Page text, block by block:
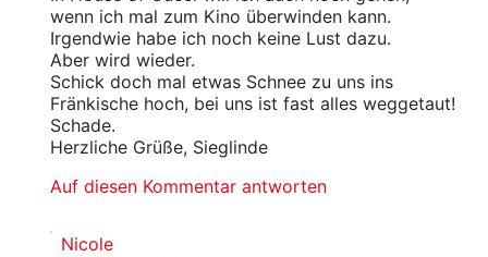
wenn ich mal zum Kino überwinden kann.
Irgendwie habe ich noch keine Lust dazu.
Aber wird wieder.
Schick doch mal etwas Schnee zu uns ins
Fränkische hoch, bei uns ist fast alles weggetaut!
Schade.
Herzliche Grüße, Sieglinde
Auf diesen Kommentar antworten
Nicole